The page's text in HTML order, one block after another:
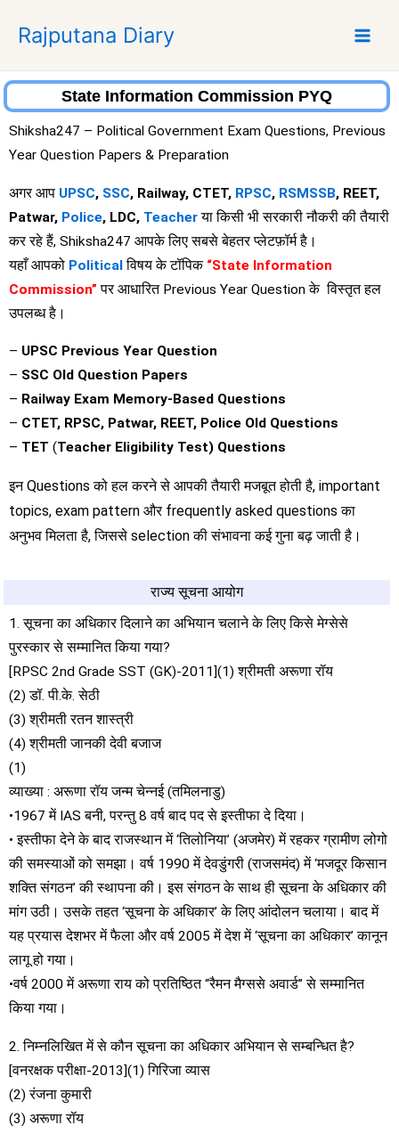
p
Rajputana Diary
State Information Commission PYQ
Shiksha247 – Political Government Exam Questions, Previous
Year Question Papers & Preparation
अगर आप UPSC, SSC, Railway, CTET, RPSC, RSMSSB, REET,
Patwar, Police, LDC, Teacher या किसी भी सरकारी नौकरी की तैयारी
कर रहे हैं, Shiksha247 आपके लिए सबसे बेहतर प्लेटफ़ॉर्म है।
यहाँ आपको Politicalविषय के टॉपिक “State Information
Commission” पर आधारित Previous Year Question के विस्तृत हल
उपलब्ध है।
– UPSC Previous Year Question
– SSC Old Question Papers
– Railway Exam Memory-Based Questions
– CTET, RPSC, Patwar, REET, Police Old Questions
– TET (Teacher Eligibility Test) Questions
इन Questions को हल करने से आपकी तैयारी मजबूत होती है, important
topics, exam pattern और frequently asked questions का
अनुभव मिलता है, जिससे selection की संभावना कई गुना बढ़ जाती है।
राज्य सूचना आयोग
1. सूचना का अधिकार दिलाने का अभियान चलाने के लिए किसे मेग्सेसे
पुरस्कार से सम्मानित किया गया?
[RPSC 2nd Grade SST (GK)-2011](1) श्रीमती अरूणा रॉय
(2) डॉ. पी.के. सेठी
(3) श्रीमती रतन शास्त्री
(4) श्रीमती जानकी देवी बजाज
(1)
व्याख्या : अरूणा रॉय जन्म चेन्नई (तमिलनाडु)
•1967 में IAS बनी, परन्तु 8 वर्ष बाद पद से इस्तीफा दे दिया।
• इस्तीफा देने के बाद राजस्थान में ‘तिलोनिया’ (अजमेर) में रहकर ग्रामीण लोगो
की समस्याओं को समझा। वर्ष 1990 में देवडुंगरी (राजसमंद) में ‘मजदूर किसान
शक्ति संगठन’ की स्थापना की। इस संगठन के साथ ही सूचना के अधिकार की
मांग उठी। उसके तहत ‘सूचना के अधिकार’ के लिए आंदोलन चलाया। बाद में
यह प्रयास देशभर में फैला और वर्ष 2005 में देश में ‘सूचना का अधिकार’ कानून
लागू हो गया।
•वर्ष 2000 में अरूणा राय को प्रतिष्ठित “रैमन मैग्ससे अवार्ड” से सम्मानित
किया गया।
2. निम्नलिखित में से कौन सूचना का अधिकार अभियान से सम्बन्धित है?
[वनरक्षक परीक्षा-2013](1) गिरिजा व्यास
(2) रंजना कुमारी
(3) अरूणा रॉय